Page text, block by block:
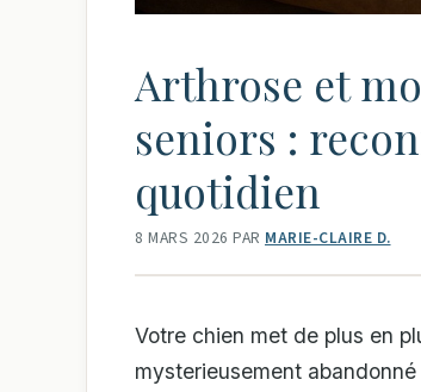
Arthrose et
seniors :
quotidien
8 MARS 2026 PAR MARIE-CLAIRE D.
Votre chien met de plus en
mysterieusement